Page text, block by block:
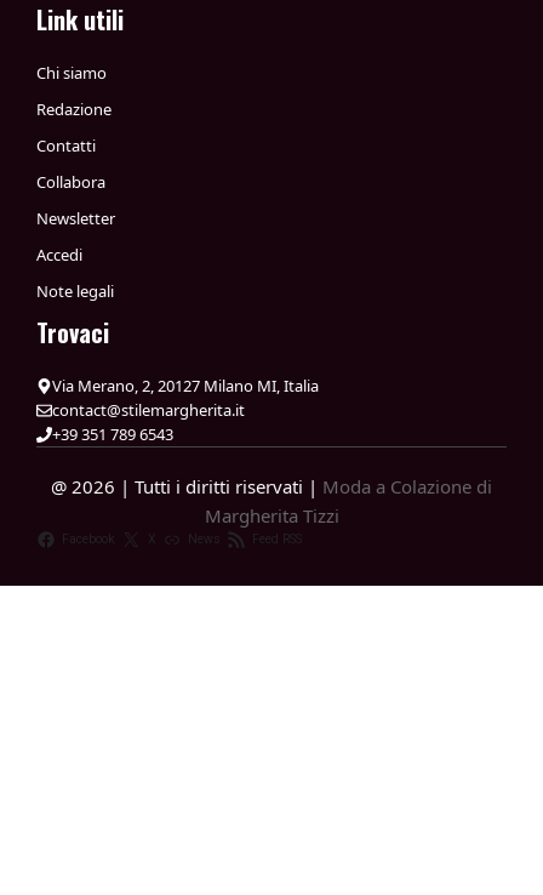
Link utili
Chi siamo
Redazione
Contatti
Collabora
Newsletter
Accedi
Note legali
Trovaci
Via Merano, 2, 20127 Milano MI, Italia
contact@stilemargherita.it
+39 351 789 6543
@ 2026 | Tutti i diritti riservati | Moda a Colazione di
Margherita Tizzi
Facebook X News Feed RSS